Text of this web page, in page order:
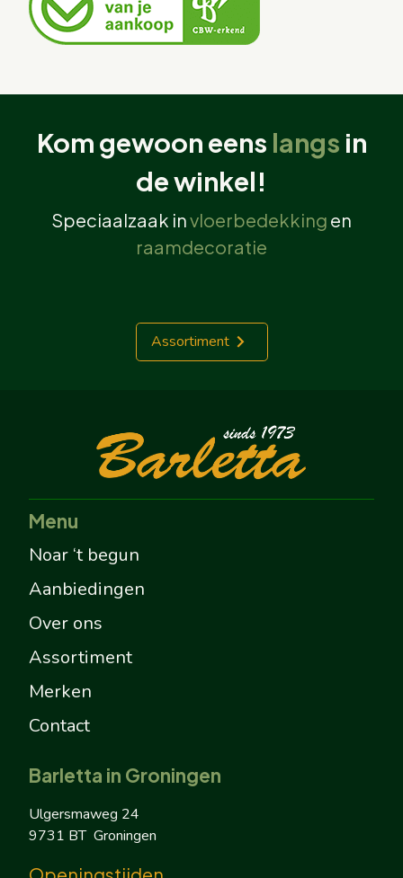
Kom gewoon eens langs in
de winkel!
Speciaalzaak invloerbedekking en
raamdecoratie
Assortiment
Menu
Noar ‘t begun
Aanbiedingen
Over ons
Assortiment
Merken
Contact
Barletta in Groningen
Ulgersmaweg 24
9731 BT Groningen